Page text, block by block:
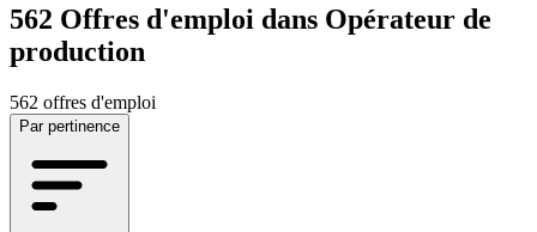
562 Offres d'emploi dans Opérateur de
production
562 offres d'emploi
Par pertinence